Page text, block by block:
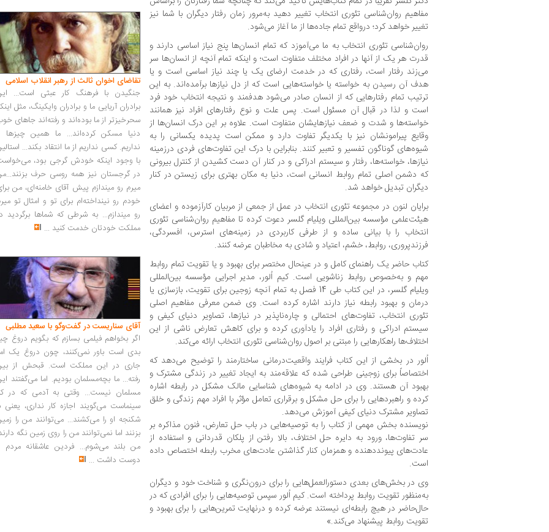
مفاهیم روان‌شناسی تئوری انتخاب تغییر دهید به‌مرور زمان رفتار دیگران با شما نیز
تغییر خواهد کرد؛ درواقع تمام جاده‌ها از ما آغاز می‌شود.
روان‌شناسی تئوری انتخاب به ما می‌آموزد که تمام انسان‌ها پنج نیاز اساسی دارند و
قدرت هر یک از آنها در افراد مختلف متفاوت است؛ و اینکه تمام آنچه از انسان‌ها سر
می‌زند رفتار است، رفتاری که در خدمت ارضای یک یا چند نیاز اساسی است و یا
هدف آن رسیدن به خواسته یا خواسته‌هایی است که از دل نیازها برآمده‌اند. به این
ترتیب تمام رفتارهایی که از انسان صادر می‌شود هدفمند و نتیجه انتخاب خود فرد
است و لذا در قبال آن مسئول است. پس علت و نوع رفتارهای افراد نیز همانند
خواسته‌ها و شدت و ضعف نیازهایشان متفاوت است. علاوه بر این درک انسان‌ها از
وقایع پیرامونشان نیز با یکدیگر تفاوت دارد و ممکن است پدیده یکسانی را به
شیوه‌های گوناگون تفسیر و تعبیر کنند. بنابراین با درک این تفاوت‌های فردی درزمینه
نیازها، خواسته‌ها، رفتار و سیستم ادراکی و در کنار آن دست کشیدن از کنترل بیرونی
که دشمن اصلی تمام روابط انسانی است، دنیا به مکان بهتری برای زیستن در کنار
دیگران تبدیل خواهد شد.
برایان لنون در مجموعه تئوری انتخاب در عمل از جمعی از مربیان کارآزموده و اعضای
هیئت‌علمی مؤسسه بین‌المللی ویلیام گلسر دعوت کرده تا مفاهیم روان‌شناسی تئوری
انتخاب را با بیانی ساده و از طرفی کاربردی در زمینه‌های استرس، افسردگی،
فرزندپروری، روابط، خشم، اعتیاد و شادی به مخاطبان عرضه کنند.
کتاب حاضر یک راهنمای کامل و در عین­حال مختصر برای بهبود و یا تقویت تمام روابط
مهم و به‌خصوص روابط زناشویی است. کیم اُلور، مدیر اجرایی مؤسسه بین‌المللی
ویلیام گلسر، در این کتاب طی 14 فصل به تمام آنچه زوجین برای تقویت، بازسازی یا
درمان و بهبود رابطه نیاز دارند اشاره کرده است. وی ضمن معرفی مفاهیم اصلی
تئوری انتخاب، تفاوت‌های احتمالی و چاره‌ناپذیر در نیازها، تصاویر دنیای کیفی و
سیستم ادراکی و رفتاری افراد را یادآوری کرده و برای کاهش تعارض ناشی از این
اختلاف‌ها راهکارهایی را مبتنی بر اصول روان‌شناسی تئوری انتخاب ارائه می‌کند.
اُلور در بخشی از این کتاب فرایند واقعیت‌درمانی ساختارمند را توضیح می‌دهد که
اختصاصاً برای زوجینی طراحی شده که علاقه‌مند به ایجاد تغییر در زندگی مشترک و
بهبود آن هستند. وی در ادامه به شیوه‌های شناسایی مالک مشکل در رابطه اشاره
کرده و راهبردهایی را برای حل مشکل و برقراری تعامل مؤثر با افراد مهم زندگی و خلق
تصاویر مشترک دنیای کیفی آموزش می‌دهد.
نویسنده بخش مهمی از کتاب را به توصیه‌هایی در باب حل تعارض، فنون مذاکره بر
سر تفاوت‌ها، ورود به دایره حل اختلاف، بالا رفتن از پلکان قدردانی و استفاده از
عادت‌های پیونددهنده و همزمان کنار گذاشتن عادت‌های مخرب رابطه اختصاص داده
است.
وی در بخش‌های بعدی دستورالعمل‌هایی را برای درون‌نگری و شناخت خود و دیگران
به‌منظور تقویت روابط پرداخته است. کیم اُلور سپس توصیه‌هایی را برای افرادی که در
حال‌حاضر در هیچ رابطه‌ای نیستند عرضه کرده و درنهایت تمرین‌هایی را برای بهبود و
تقویت روابط پیشنهاد می‌کند.»
تقاضای اخوان ثالث از رهبر انقلاب اسلامی
جنگیدن با فرهنگ کار عبثی است...
برادران آریایی ما و برادران وایکینگ، مثل
سحرخیزتر از ما بوده‌اند و رفته‌اند جاهای
دنیا مسکن کرده‌اند... ما همین چیزها
نداریم. کسی نداریم از ما انتقاد بکند...
با وجود اینکه خودش گرجی بود،
در گرجستان نیز همه روسی حرف
میرم رو میندازم پیش آقای خامنه‌ای، من
خودم رو نینداخته‌ام برای تو و امثال تو
رو میندازم... به شرطی که شماها برگردید
مملکت خودتان خدمت کنید ...
آقای سناریست در گفت‌وگو با سعید مطلبی
اگر بخواهم فیلمی بسازم که بگویم دروغ
بدی است باور نمی‌کنند، چون دروغ یک
جاری در این مملکت است. قبحش از
رفته... ما بچه‌مسلمان بودیم. اما می‌گفتند
مسلمان نیست... وقتی به آدمی که در
سینماست می‌گویند اجازه کار نداری، یعنی
شکنجه او را می‌کشند... می‌توانند من را
بزنند اما نمی‌توانند من را روی زمین نگه
من بلند می‌شوم... فردین عاشقانه مردم
دوست داشت ...